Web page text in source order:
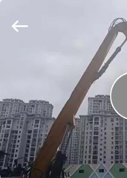
ПРОДУКТЫ
ШОУ
VR
Ltd..